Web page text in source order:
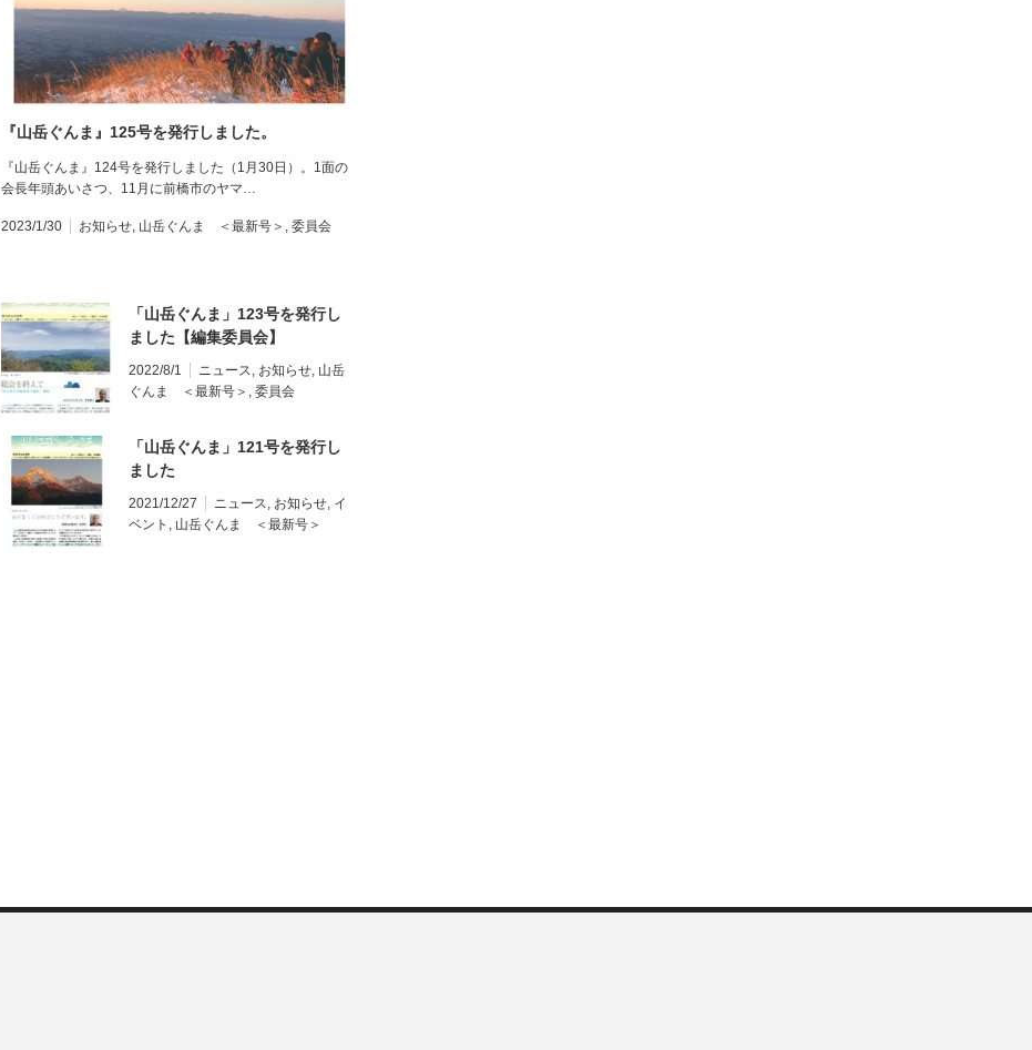
『山岳ぐんま』125号を発行しました。
『山岳ぐんま』124号を発行しました（1月30日）。1面の
会長年頭あいさつ、11月に前橋市のヤマ…
2023/1/30 お知らせ, 山岳ぐんま ＜最新号＞ , 委員会
「山岳ぐんま」123号を発行し
ました【編集委員会】
2022/8/1 ニュース, お知らせ, 山岳
ぐんま ＜最新号＞ , 委員会
「山岳ぐんま」121号を発行し
ました
2021/12/27 ニュース, お知らせ, イ
ベント , 山岳ぐんま ＜最新号＞